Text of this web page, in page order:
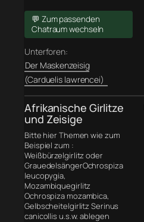
💬 Zum passenden
Chatraum wechseln
Unterforen:
Der Maskenzeisig
(Carduelis lawrencei)
Afrikanische Girlitze
und Zeisige
Bitte hier Themen wie zum
Beispiel zum :
Weißbürzelgirlitz oder
GrauedelsängerOchrospiza
leucopygia,
Mozambiquegirlitz
Ochrospiza mozambica,
Gelbscheitelgirlitz Serinus
canicollis u.s.w. ablegen